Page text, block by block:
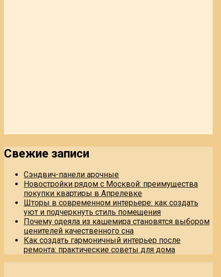
Свежие записи
Сэндвич-панели арочные
Новостройки рядом с Москвой: преимущества
покупки квартиры в Апрелевке
Шторы в современном интерьере: как создать
уют и подчеркнуть стиль помещения
Почему одеяла из кашемира становятся выбором
ценителей качественного сна
Как создать гармоничный интерьер после
ремонта: практические советы для дома